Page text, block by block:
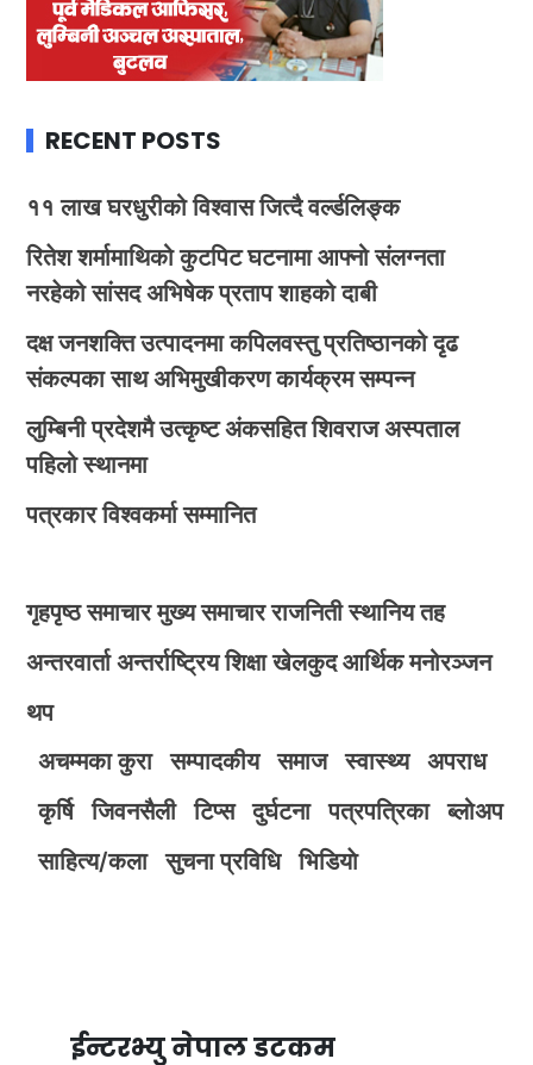
RECENT POSTS
११ लाख घरधुरीको विश्वास जित्दै वर्ल्डलिङ्क
रितेश शर्मामाथिको कुटपिट घटनामा आफ्नो संलग्नता
नरहेको सांसद अभिषेक प्रताप शाहको दाबी
दक्ष जनशक्ति उत्पादनमा कपिलवस्तु प्रतिष्ठानको दृढ
संकल्पका साथ अभिमुखीकरण कार्यक्रम सम्पन्न
लुम्बिनी प्रदेशमै उत्कृष्ट अंकसहित शिवराज अस्पताल
पहिलो स्थानमा
पत्रकार विश्वकर्मा सम्मानित
गृहपृष्ठ समाचार मुख्य समाचार राजनिती स्थानिय तह
अन्तरवार्ता अन्तर्राष्ट्रिय शिक्षा खेलकुद आर्थिक मनोरञ्जन
थप
अचम्मका कुरा
सम्पादकीय समाज स्वास्थ्य
अपराध
कृर्षि
जिवनसैली टिप्स दुर्घटना पत्रपत्रिका
ब्लोअप
साहित्य/कला
सुचना प्रविधि भिडियाे
ईन्टरभ्यु नेपाल डटकम